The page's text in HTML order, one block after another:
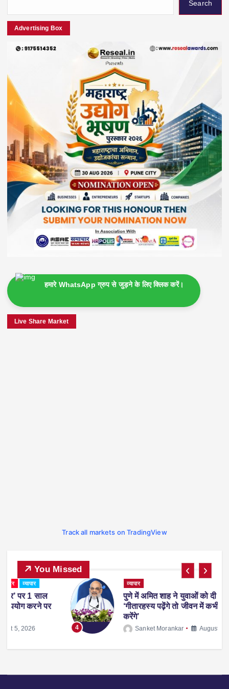
Search
Advertising Box
हमारे WhatsApp ग्रुप से जुड़ने के लिए क्लिक करें।
Live Share Market
Track all markets on TradingView
You Missed
4
व्यापार
पुणे में अमित शाह ने युवाओं को दी सलाह, बोले-
‘गीतारहस्य पढ़ेंगे तो जीवन में कभी गलती नहीं
करेंगे’
Sanket Morankar August 1, 2026